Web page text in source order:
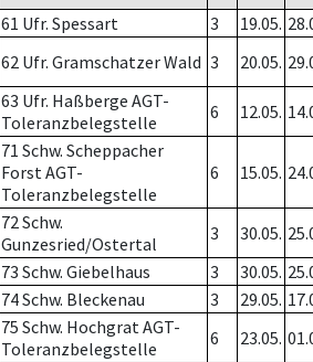
61 Ufr. Spessart 3 19.05.
62 Ufr. Gramschatzer Wald 3 20.05.
63 Ufr. Haßberge AGT-
Toleranzbelegstelle
6 12.05.
71 Schw. Scheppacher
Forst AGT-
Toleranzbelegstelle
6 15.05.
72 Schw.
Gunzesried/Ostertal
3 30.05.
73 Schw. Giebelhaus 3 30.05.
74 Schw. Bleckenau 3 29.05.
75 Schw. Hochgrat AGT-
Toleranzbelegstelle
6 23.05.